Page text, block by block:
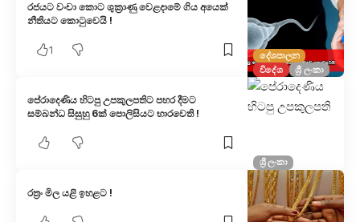
දේශපාලන
විදේශ
ශ්‍රී ලංකා
රජයට වංචා කොට ශුක්‍රාණු වෙළදාමේ ගිය අයෙක්
නීතියට කොටුවෙයි !
1
ශ්‍රී ලංකා
පේරාදෙණිය හිටපු උපකුලපතිට පහර දීමට
සම්බන්ධ සිසුහු 6ක් පොලිසියට භාරවෙති !
රත්‍රං මිල යළි ඉහළට !